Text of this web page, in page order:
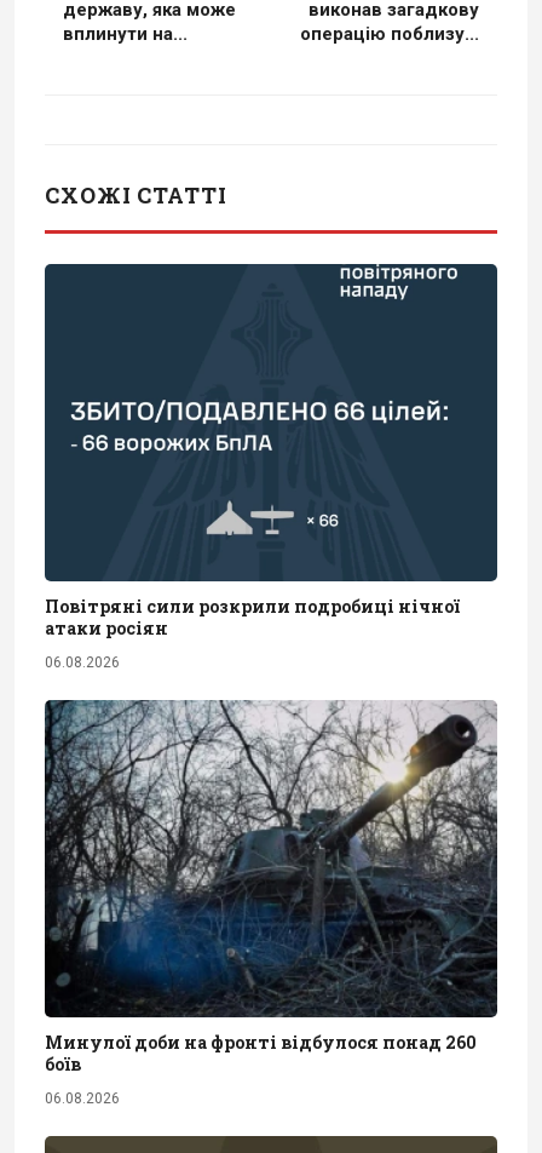
державу, яка може
вплинути на...
виконав загадкову
операцію поблизу...
СХОЖІ СТАТТІ
Повітряні сили розкрили подробиці нічної
атаки росіян
06.08.2026
Минулої доби на фронті відбулося понад 260
боїв
06.08.2026